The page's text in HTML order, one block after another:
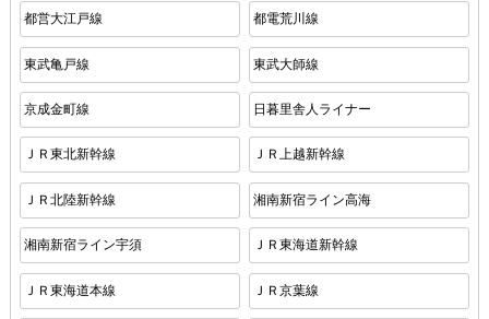
都営大江戸線 都電荒川線
東武亀戸線 東武大師線
京成金町線 日暮里舎人ライナー
ＪＲ東北新幹線 ＪＲ上越新幹線
ＪＲ北陸新幹線 湘南新宿ライン高海
湘南新宿ライン宇須 ＪＲ東海道新幹線
ＪＲ東海道本線 ＪＲ京葉線